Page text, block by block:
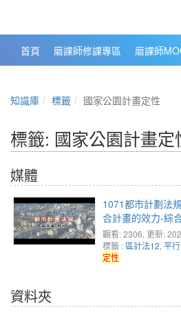
首頁 磨課師修課專區 磨課師
知識庫 標籤 國家公園計畫定性
標籤: 國家公園計畫定
媒體
1071都市計劃法
合計畫的效力-綜
(1)
觀看: 2306, 更新:
標籤 :區計法12, 平
定性
資料夾